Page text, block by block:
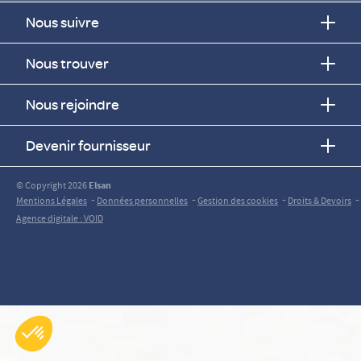
Nous suivre
Nous trouver
Nous rejoindre
Devenir fournisseur
© Copyright 2026Elsan
Mentions Légales -Données personnelles -Gestion des cookies -Droits & Devoirs -
Agence digitale : VOID